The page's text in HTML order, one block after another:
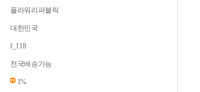
플라워리퍼블릭
대한민국
f_118
전국배송가능
1%